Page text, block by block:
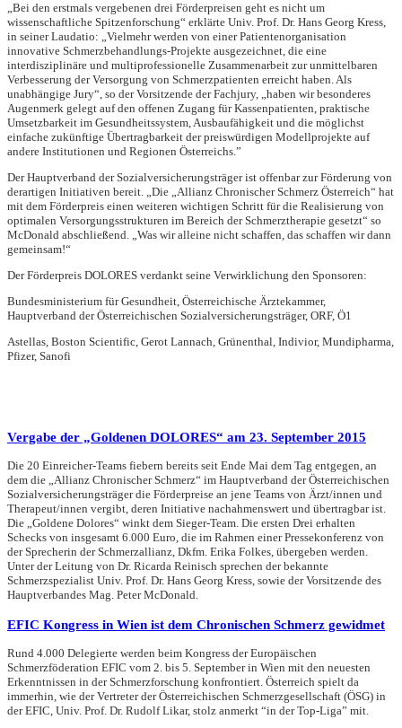
„Bei den erstmals vergebenen drei Förderpreisen geht es nicht um
wissenschaftliche Spitzenforschung“ erklärte Univ. Prof. Dr. Hans Georg Kress,
in seiner Laudatio: „Vielmehr werden von einer Patientenorganisation
innovative Schmerzbehandlungs-Projekte ausgezeichnet, die eine
interdisziplinäre und multiprofessionelle Zusammenarbeit zur unmittelbaren
Verbesserung der Versorgung von Schmerzpatienten erreicht haben. Als
unabhängige Jury“, so der Vorsitzende der Fachjury, „haben wir besonderes
Augenmerk gelegt auf den offenen Zugang für Kassenpatienten, praktische
Umsetzbarkeit im Gesundheitssystem, Ausbaufähigkeit und die möglichst
einfache zukünftige Übertragbarkeit der preiswürdigen Modellprojekte auf
andere Institutionen und Regionen Österreichs.”
Der Hauptverband der Sozialversicherungsträger ist offenbar zur Förderung von
derartigen Initiativen bereit. „Die „Allianz Chronischer Schmerz Österreich“ hat
mit dem Förderpreis einen weiteren wichtigen Schritt für die Realisierung von
optimalen Versorgungsstrukturen im Bereich der Schmerztherapie gesetzt“ so
McDonald abschließend. „Was wir alleine nicht schaffen, das schaffen wir dann
gemeinsam!“
Der Förderpreis DOLORES verdankt seine Verwirklichung den Sponsoren:
Bundesministerium für Gesundheit, Österreichische Ärztekammer,
Hauptverband der Österreichischen Sozialversicherungsträger, ORF, Ö1
Astellas, Boston Scientific, Gerot Lannach, Grünenthal, Indivior, Mundipharma,
Pfizer, Sanofi
Vergabe der „Goldenen DOLORES“ am 23. September 2015
Die 20 Einreicher-Teams fiebern bereits seit Ende Mai dem Tag entgegen, an
dem die „Allianz Chronischer Schmerz“ im Hauptverband der Österreichischen
Sozialversicherungsträger die Förderpreise an jene Teams von Ärzt/innen und
Therapeut/innen vergibt, deren Initiative nachahmenswert und übertragbar ist.
Die „Goldene Dolores“ winkt dem Sieger-Team. Die ersten Drei erhalten
Schecks von insgesamt 6.000 Euro, die im Rahmen einer Pressekonferenz von
der Sprecherin der Schmerzallianz, Dkfm. Erika Folkes, übergeben werden.
Unter der Leitung von Dr. Ricarda Reinisch sprechen der bekannte
Schmerzspezialist Univ. Prof. Dr. Hans Georg Kress, sowie der Vorsitzende des
Hauptverbandes Mag. Peter McDonald.
EFIC Kongress in Wien ist dem Chronischen Schmerz gewidmet
Rund 4.000 Delegierte werden beim Kongress der Europäischen
Schmerzföderation EFIC vom 2. bis 5. September in Wien mit den neuesten
Erkenntnissen in der Schmerzforschung konfrontiert. Österreich spielt da
immerhin, wie der Vertreter der Österreichischen Schmerzgesellschaft (ÖSG) in
der EFIC, Univ. Prof. Dr. Rudolf Likar, stolz anmerkt “in der Top-Liga” mit.